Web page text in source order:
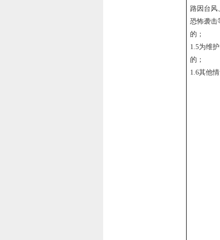
路因台风
恐怖袭击
的；
1.5为维
的；
1.6其他